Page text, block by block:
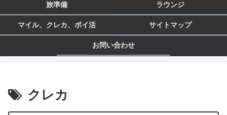
旅準備 ラウンジ
マイル、クレカ、ポイ活 サイトマップ
お問い合わせ
クレカ